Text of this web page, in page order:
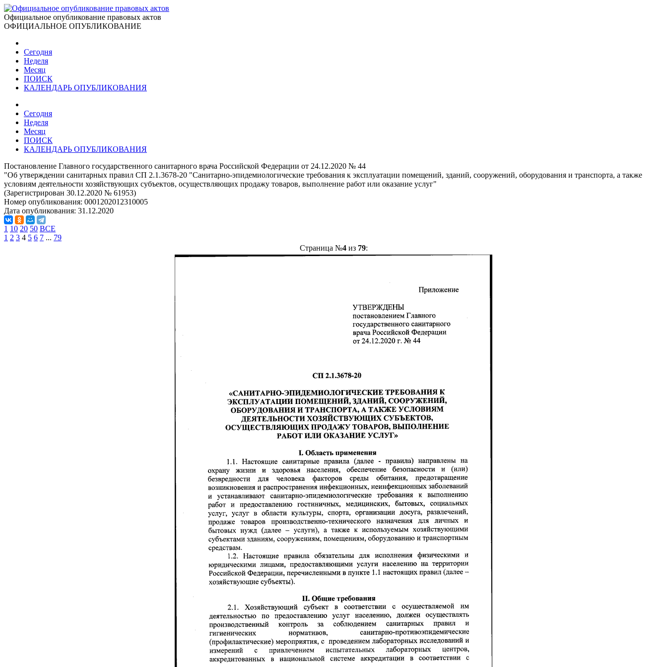
Официальное опубликование правовых актов
ОФИЦИАЛЬНОЕ ОПУБЛИКОВАНИЕ
Сегодня
Неделя
Месяц
ПОИСК
КАЛЕНДАРЬ ОПУБЛИКОВАНИЯ
Сегодня
Неделя
Месяц
ПОИСК
КАЛЕНДАРЬ ОПУБЛИКОВАНИЯ
Постановление Главного государственного санитарного врача Российской Федерации от 24.12.2020 № 44
"Об утверждении санитарных правил СП 2.1.3678-20 "Санитарно-эпидемиологические требования к эксплуатации помещений, зданий, сооружений, оборудования и транспорта, а также
условиям деятельности хозяйствующих субъектов, осуществляющих продажу товаров, выполнение работ или оказание услуг"
(Зарегистрирован 30.12.2020 № 61953)
Номер опубликования: 0001202012310005
Дата опубликования: 31.12.2020
1 10 20 50 ВСЕ
1 2 3 4 5 6 7 ... 79
Страница №4из 79: